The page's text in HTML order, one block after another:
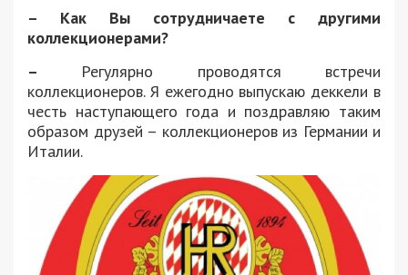
– Как Вы сотрудничаете с другими
коллекционерами?
– Регулярно проводятся встречи
коллекционеров. Я ежегодно выпускаю деккели в
честь наступающего года и поздравляю таким
образом друзей – коллекционеров из Германии и
Италии.